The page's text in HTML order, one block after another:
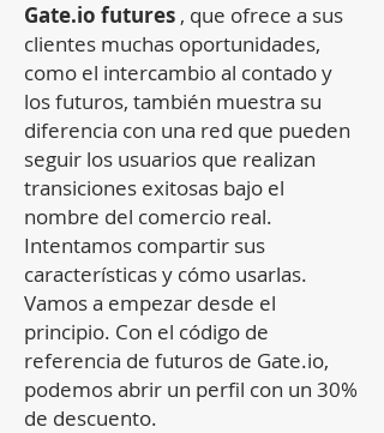
Gate.io futures , que ofrece a sus
clientes muchas oportunidades,
como el intercambio al contado y
los futuros, también muestra su
diferencia con una red que pueden
seguir los usuarios que realizan
transiciones exitosas bajo el
nombre del comercio real.
Intentamos compartir sus
características y cómo usarlas.
Vamos a empezar desde el
principio. Con el código de
referencia de futuros de Gate.io,
podemos abrir un perfil con un 30%
de descuento.